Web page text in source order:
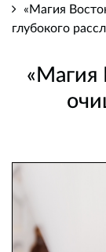
«Магия
глубокого
«Магия